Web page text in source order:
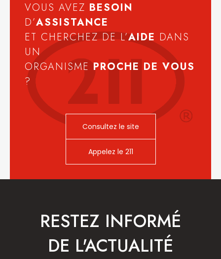
VOUS AVEZ BESOIN
D’ASSISTANCE
ET CHERCHEZ DE L’AIDE DANS
UN
ORGANISMEPROCHE DE VOUS
?
Consultez le site
Appelez le 211
RESTEZ INFORMÉ
DE L'ACTUALITÉ